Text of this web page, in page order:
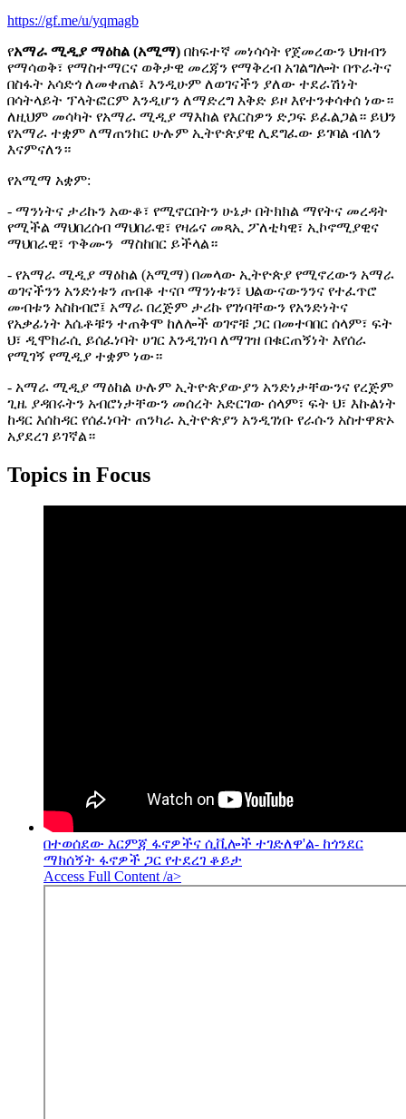
https://gf.me/u/yqmagb
የአማራ ሚዲያ ማዕከል (አሚማ) በከፍተኛ መነሳሳት የጀመረውን ህዝብን
የማሳወቅ፣ የማስተማርና ወቅታዊ መረጃን የማቅረብ አገልግሎት በጥራትና
በስፋት አሳድጎ ለመቀጠል፣ እንዲሁም ለወገናችን ያለው ተደራሽነት
በሳትላይት ፕላትፎርም እንዲሆን ለማድረግ እቅድ ይዞ እየተንቀሳቀሰ ነው።
ለዚህም መሳካት የአማራ ሚዲያ ማእከል የእርስዎን ድጋፍ ይፈልጋል። ይህን
የአማራ ተቋም ለማጠንከር ሁሉም ኢትዮጵያዊ ሊደግፈው ይገባል ብለን
እናምናለን።
የአሚማ አቋም:
- ማንነትና ታሪኩን አውቆ፣ የሚኖርበትን ሁኔታ በትክክል ማየትና መረዳት
የሚችል ማህበረሰብ ማህበራዊ፣ የዛሬና መጻኢ ፖለቲካዊ፣ ኢኮኖሚያዊና
ማህበራዊ፣ ጥቅሙን ማስከበር ይችላል።
- የአማራ ሚዲያ ማዕከል (አሚማ) በመላው ኢትዮጵያ የሚኖረውን አማራ
ወገናችንን አንድነቱን ጠብቆ ተናቦ ማንነቱን፣ ህልውናውንንና የተፈጥሮ
መብቱን አስከብሮ፤ አማራ በረጅም ታሪኩ የገነባቸውን የአንድነትና
የአቃፊነት እሴቶቹን ተጠቅሞ ከለሎች ወገኖቹ ጋር በመተባበር ሰላም፣ ፍት
ህ፣ ዲሞክራሲ ይሰፈነባት ሀገር እንዲገነባ ለማገዝ በቁርጠኝነት እየሰራ
የሚገኝ የሚዲያ ተቋም ነው።
- አማራ ሚዲያ ማዕከል ሁሉም ኢትዮጵያውያን አንድነታቸውንና የረጅም
ጊዜ ያዳበሩትን አብሮነታቸውን መሰረት አድርገው ሰላም፣ ፍት ህ፣ እኩልነት
ከዳር እሰከዳር የሰፈነባት ጠንካራ ኢትዮጵያን አንዲገነቡ የራሱን አስተዋጽኦ
አያደረገ ይገኛል።
Topics in Focus
በተወሰደው እርምጃ ፋኖዎችና ሲቪሎች ተገድለዋ'ል- ከጎንደር
ማክሰኝት ፋኖዎች ጋር የተደረገ ቆይታ
Access Full Content /a>